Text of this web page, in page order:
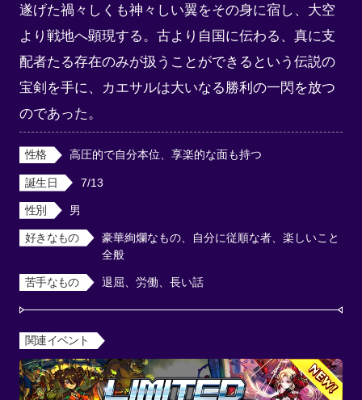
遂げた禍々しくも神々しい翼をその身に宿し、大空
より戦地へ顕現する。古より自国に伝わる、真に支
配者たる存在のみが扱うことができるという伝説の
宝剣を手に、カエサルは大いなる勝利の一閃を放つ
のであった。
性格 高圧的で自分本位、享楽的な面も持つ
誕生日 7/13
性別 男
好きなもの
豪華絢爛なもの、自分に従順な者、楽しいこと
全般
苦手なもの 退屈、労働、長い話
関連イベント